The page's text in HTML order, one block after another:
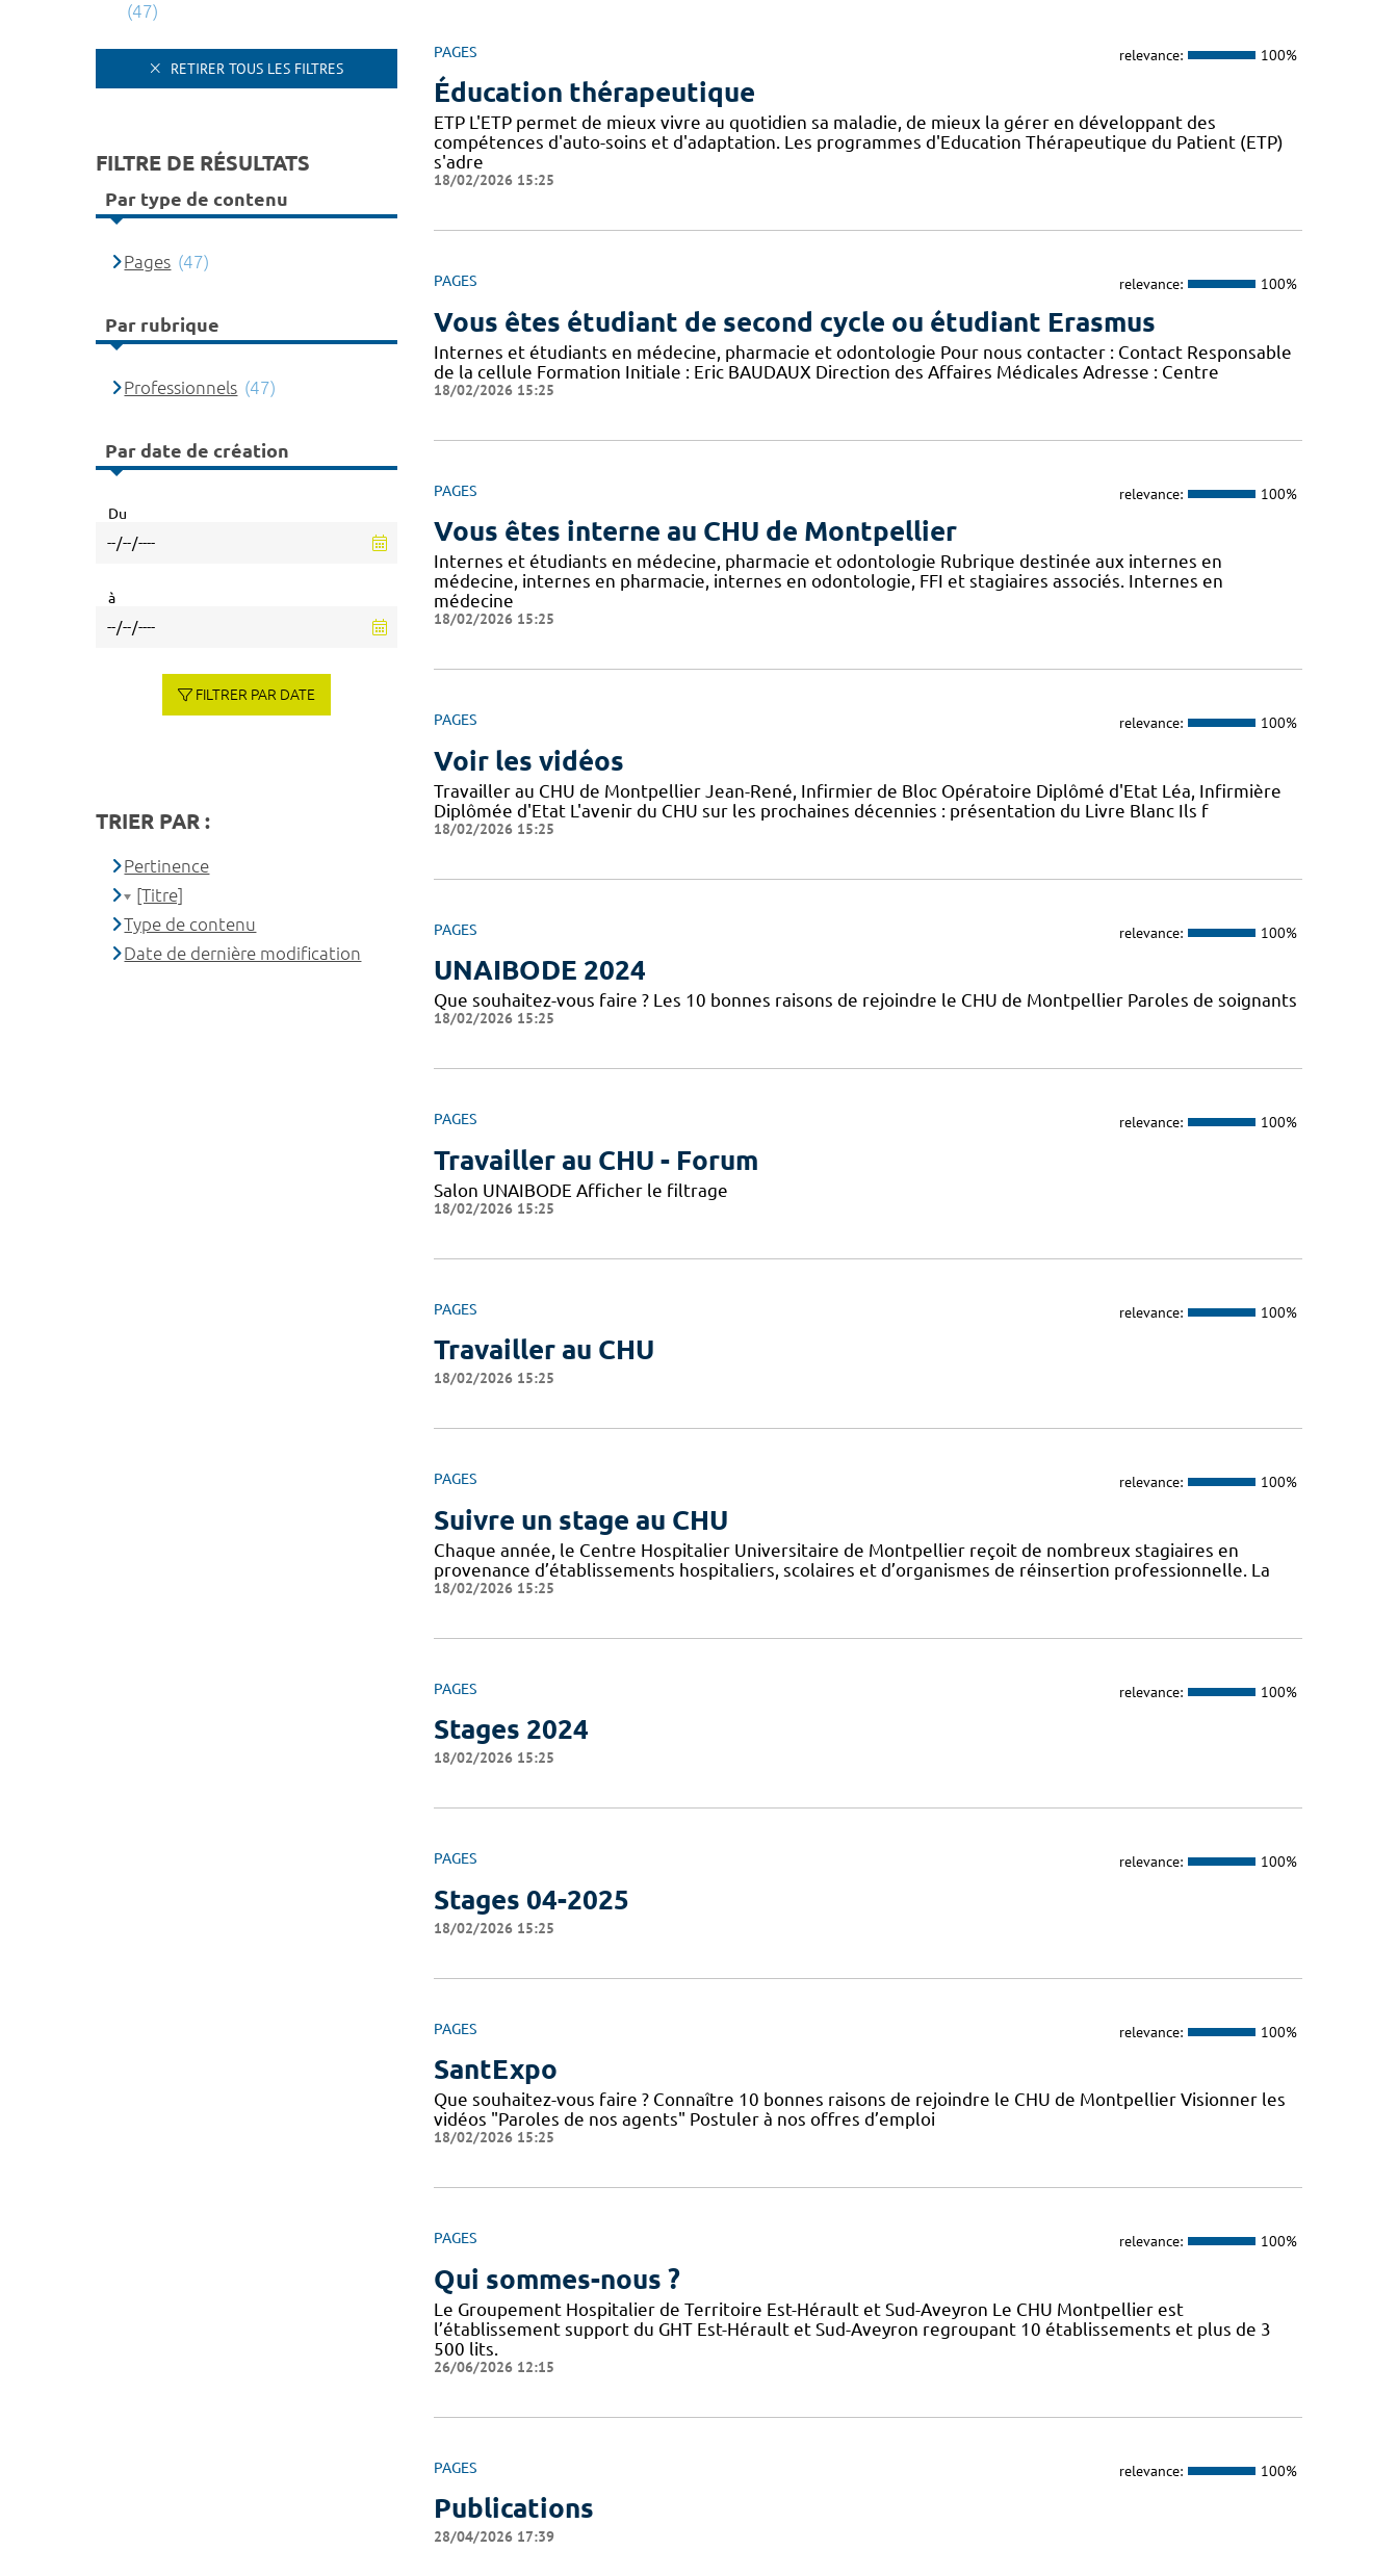
PAGES relevance: 100%
Éducation thérapeutique
ETP L'ETP permet de mieux vivre au quotidien sa maladie, de mieux la gérer en développant des
compétences d'auto-soins et d'adaptation. Les programmes d'Education Thérapeutique du Patient (ETP)
s'adre
18/02/2026 15:25
PAGES relevance: 100%
Vous êtes étudiant de second cycle ou étudiant Erasmus
Internes et étudiants en médecine, pharmacie et odontologie Pour nous contacter : Contact Responsable
de la cellule Formation Initiale : Eric BAUDAUX Direction des Affaires Médicales Adresse : Centre
18/02/2026 15:25
PAGES relevance: 100%
Vous êtes interne au CHU de Montpellier
Internes et étudiants en médecine, pharmacie et odontologie Rubrique destinée aux internes en
médecine, internes en pharmacie, internes en odontologie, FFI et stagiaires associés. Internes en
médecine
18/02/2026 15:25
PAGES relevance: 100%
Voir les vidéos
Travailler au CHU de Montpellier Jean-René, Infirmier de Bloc Opératoire Diplômé d'Etat Léa, Infirmière
Diplômée d'Etat L'avenir du CHU sur les prochaines décennies : présentation du Livre Blanc Ils f
18/02/2026 15:25
PAGES relevance: 100%
UNAIBODE 2024
Que souhaitez-vous faire ? Les 10 bonnes raisons de rejoindre le CHU de Montpellier Paroles de soignants
18/02/2026 15:25
PAGES relevance: 100%
Travailler au CHU - Forum
Salon UNAIBODE Afficher le filtrage
18/02/2026 15:25
PAGES relevance: 100%
Travailler au CHU
18/02/2026 15:25
PAGES relevance: 100%
Suivre un stage au CHU
Chaque année, le Centre Hospitalier Universitaire de Montpellier reçoit de nombreux stagiaires en
provenance d’établissements hospitaliers, scolaires et d’organismes de réinsertion professionnelle. La
18/02/2026 15:25
PAGES relevance: 100%
Stages 2024
18/02/2026 15:25
PAGES relevance: 100%
Stages 04-2025
18/02/2026 15:25
PAGES relevance: 100%
SantExpo
Que souhaitez-vous faire ? Connaître 10 bonnes raisons de rejoindre le CHU de Montpellier Visionner les
vidéos "Paroles de nos agents" Postuler à nos offres d’emploi
18/02/2026 15:25
PAGES relevance: 100%
Qui sommes-nous ?
Le Groupement Hospitalier de Territoire Est-Hérault et Sud-Aveyron Le CHU Montpellier est
l’établissement support du GHT Est-Hérault et Sud-Aveyron regroupant 10 établissements et plus de 3
500 lits.
26/06/2026 12:15
PAGES relevance: 100%
Publications
28/04/2026 17:39
(47)
RETIRER TOUS LES FILTRES
FILTRE DE RÉSULTATS
Par type de contenu
Pages (47)
Par rubrique
Professionnels (47)
Par date de création
Du
à
FILTRER PAR DATE
TRIER PAR :
Pertinence
[Titre]
Type de contenu
Date de dernière modification